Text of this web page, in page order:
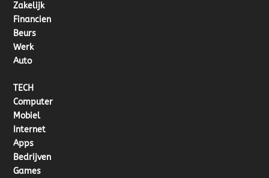
Zakelijk
Financien
Beurs
Werk
Auto
TECH
Computer
Mobiel
Internet
Apps
Bedrijven
Games